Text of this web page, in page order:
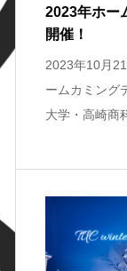
2023年ホー
開催！
2023年10月
ームカミング
大学・高崎商